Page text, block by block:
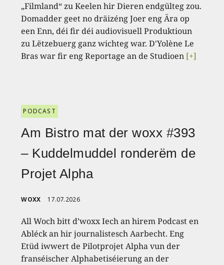
„Filmland“ zu Keelen hir Dieren endgülteg zou.
Domadder geet no dräizéng Joer eng Ära op
een Enn, déi fir déi audiovisuell Produktioun
zu Lëtzebuerg ganz wichteg war. D'Yolène Le
Bras war fir eng Reportage an de Studioen [+]
PODCAST
Am Bistro mat der woxx #393
– Kuddelmuddel ronderëm de
Projet Alpha
WOXX 17.07.2026
All Woch bitt d’woxx Iech an hirem Podcast en
Abléck an hir journalistesch Aarbecht. Eng
Etüd iwwert de Pilotprojet Alpha vun der
franséischer Alphabetiséierung an der